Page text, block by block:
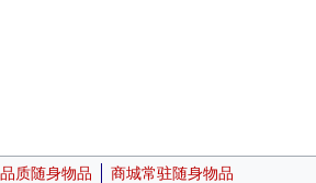
质随身物品 商城常驻随身物品